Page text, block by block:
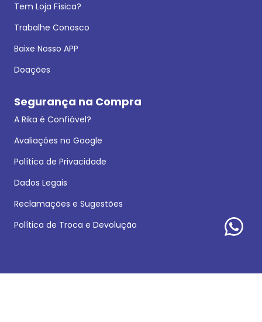
Tem Loja Física?
Trabalhe Conosco
Baixe Nosso APP
Doações
Segurança na Compra
A Rika é Confiável?
Avaliações no Google
Política de Privacidade
Dados Legais
Reclamações e Sugestões
Política de Troca e Devolução
Formas de pagamento